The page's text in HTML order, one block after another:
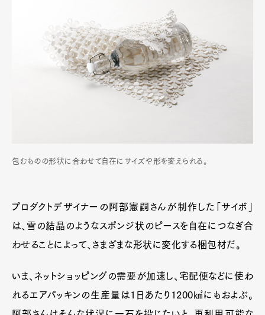
Art&Design Watch Fashion
GourmetCars
包むものの形状に合わせて自在にサイズや形を変えられる。
プロダクトデザイナーの阿部憲嗣さんが制作した「サイボ」
は、雪の結晶のようなスポンジ状のピースを自在につなぎ合
わせることによって、さまざまな形状に変化する梱包材だ。
いま、ネットショッピングの需要が加速し、宅配便などに使わ
れるエアパッキンの生産量は1日あたり1200㎢にもおよぶ。